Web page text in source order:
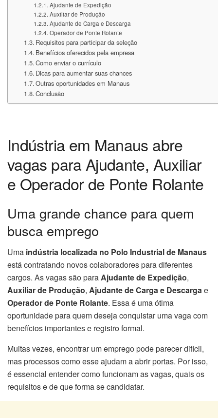
Ajudante de Expedição
Auxiliar de Produção
Ajudante de Carga e Descarga
Operador de Ponte Rolante
Requisitos para participar da seleção
Benefícios oferecidos pela empresa
Como enviar o currículo
Dicas para aumentar suas chances
Outras oportunidades em Manaus
Conclusão
Indústria em Manaus abre
vagas para Ajudante, Auxiliar
e Operador de Ponte Rolante
Uma grande chance para quem
busca emprego
Uma indústria localizada no Polo Industrial de Manaus
está contratando novos colaboradores para diferentes
cargos. As vagas são paraAjudante de Expedição,
Auxiliar de Produção, Ajudante de Carga e Descargae
Operador de Ponte Rolante. Essa é uma ótima
oportunidade para quem deseja conquistar uma vaga com
benefícios importantes e registro formal.
Muitas vezes, encontrar um emprego pode parecer difícil,
mas processos como esse ajudam a abrir portas. Por isso,
é essencial entender como funcionam as vagas, quais os
requisitos e de que forma se candidatar.